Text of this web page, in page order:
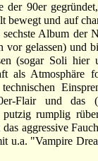
90er
bewegt und auf
Album der
gelassen) und
(sogar Soli hier
als Atmosphäre
Flair und das
putzig rumplig
aggressive
u.a. "Vampire